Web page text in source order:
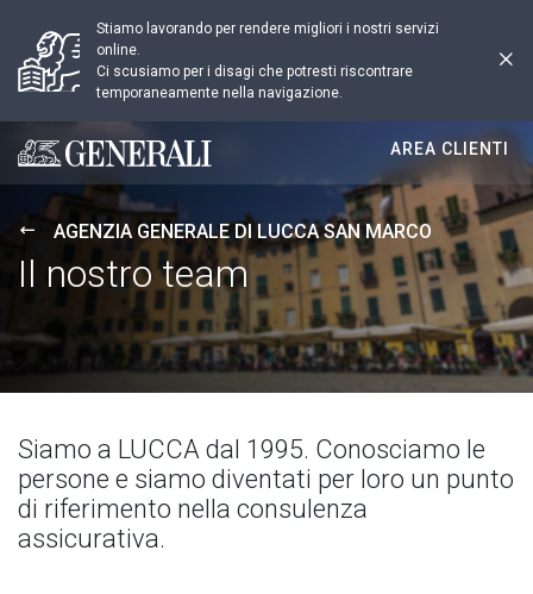
Stiamo lavorando per rendere migliori i nostri servizi
online.
Ci scusiamo per i disagi che potresti riscontrare
temporaneamente nella navigazione.
Generali logo
AREA CLIENTI
AGENZIA GENERALE DI LUCCA SAN MARCO
Il nostro team
Siamo a LUCCA dal 1995. Conosciamo le
persone e siamo diventati per loro un punto
di riferimento nella consulenza
assicurativa.